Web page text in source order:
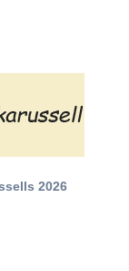
2026